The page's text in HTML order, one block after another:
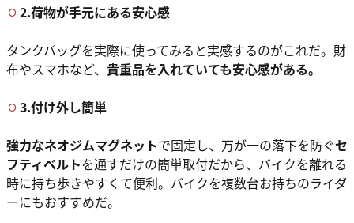
2.荷物が手元にある安心感
タンクバッグを実際に使ってみると実感するのがこれだ。財
布やスマホなど、 貴重品を入れていても安心感がある。
3.付け外し簡単
強力なネオジムマグネットで固定し、万が一の落下を防ぐセ
フティベルトを通すだけの簡単取付だから、バイクを離れる
時に持ち歩きやすくて便利。バイクを複数台お持ちのライダ
ーにもおすすめだ。